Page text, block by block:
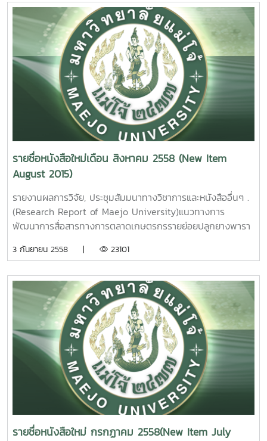
Effect of Drying Method on Antioxidant Activities of
Spirulina [ Spirulina platensis ]. Wichittra Daengprok
Maejo University. 2015.
5. การศึกษาศักยภาพในการนำเศษวัสดุจากการตัดแต่งกิ่งลำไย
มาผลิตเอทานอล. มยุรา ศรีกัลยานุกูล รายงานผลการวิจัย
มหาวิทยาลัยแม่โจ้ 80 หน้า. เลขเรียกหนังสือ 2558 / 36
A study on the possibility of longan tree trimming
waste for the bioethanol productionerms
Mayura Srikanlayanukul Maejo University. 2015. 6.
ดัชนีความสุขของชุมชนบริเวณรอบพื้นที่ป่าอนุรักษ์มหาวิทยาลัย
แม่โจ้ – แพร่ ฑีฆา โยธาภักดีรายงานผลการวิจัยมหาวิทยาลัยแม่
โจ้. 70 หน้า. เลขเรียกหนังสือ 2558 / 37
Community Happiness Index around Forest
Conservation of Maejo University Phrae Campus, Phrae
Province Teeka Yotapakdee Maejo University. 2015.
7. ปัจจัยที่เป็นตัวกำหนดการทำเกษตรอินทรีย์ของเกษตรกรใน
พื้นที่ ตำบลแม่แฝก อำเภอสันทราย จังหวัดเชียงใหม่ วีร์ พวง
เพิกศึก รายงานผลการวิจัยมหาวิทยาลัยแม่โจ้ 99 หน้าเลข
เรียกหนังสือ 2558 / 38 Factors Determenant the
Organic Farming of Farmer In Tambon MaeFag Sansai
Chiangmai Thailand .Wee Poungperksuk Maejo
University. 2015.
8. การเต
รียมฟิลม์พอลิพรอพิลีนที่สบายได้ด้วยแสง ธวัฒน์ สร้อยทอง
รายงานผลการวิจัยมหาวิทยาลัยแม่โจ้ 48 หน้า. เลขเรียก
หนังสือ 2558 / 39 reparation of photo-degradable
polypropylene films. Tawat Soltong Maejo University.
2015.
9. การสังเคราะห์
แคลเซียมซิลิเกตจากหอยเชอรี่และแกลบข้าวเพื่อใช้เป็นตัวเร่งปฎิ
Appropriate in Organic Agricultural Practice. Phahol
Sakkatat Maejo University. 2015. 2.การ
พัฒนาศักยภาพเกษตรกรรายย่อยปลูกยางพาราในภาคเหนือ
ตอนบน. นคเรศ รังควัต รายงานผลการวิจัยมหาวิทยาลัยแม่โจ้
74 หน้า. เลขเรียกหนังสือ 2558 /31
The Efficiency Development of Smallholder
Rubber Farms in Northern, Thailand . Nakarate
Rungkawat Maejo University. 2015. 3. การ
ตรวจสอบปริมาณแก๊สแอมโมเนียที่เป็นพาจากโรงงาน
อุตสาหกรรมเกษตรด้วยเซนเซอร์ที่ประดิษฐ์จากอนุภาคนาโนเฟอริ
กออกไซด์ที่อุณหภูมิต่ำ นิตยา ตาแม่ก๋ง รายงานผลการวิจัย
มหาวิทยาลัยแม่โจ้ 69 หน้า. เลขเรียกหนังสือ 2558 /32
The Monitoring of
Noxious NG3 Gas from agro Industry with Sensors
Fabricated from Fe2O3. Nanoparticles at low
temperature. Nitaya tamaeklong Maejo University.
แวดล้อมโดยใช้ฟิลม์ที่เจือด้วยแพทตินัมจากการสังเคราะห์โดยวิธี
หน้า. เลขเรียกหนังสือ 2558 / 33
Enhance Sensing Performance of Environmentally
Hazardous Gas Based on Hydrothermaly . Synthesis of
Platinum Loaded Vanadium Oxide Films. Viruntachar
Kruefu Maejo University. 2015.5. หัวเรื่องภาษาไทยเปรียบ
เทียบกับหัวเรื่องภาษาอังกฤษของห้องสมุดรัฐสภาอเมริกัน :
กรณีศึกษาคำศัพท์สาขาหลักและคำศัพท์สัมพันธ์แคบกว่าในระดับ
NT1. สุธรรม อุมาแสงทองกุล รายงานผลการวิจัยมหาวิทยาลัยแม่
โจ้ 89 หน้า. เลขเรียกหนังสือ 2558 / 34
รายชื่อหนังสือใหม่เดือน สิงหาคม 2558 (New Item
August 2015)
รายงานผลการวิจัย, ประชุมสัมมนาทางวิชาการและหนังสืออื่นๆ .
(Research Report of Maejo University)แนวทางการ
พัฒนาการสื่อสารทางการตลาดเกษตรกรรายย่อยปลูกยางพารา
มหาวิทยาลัยแม่โจ้ 86 หน้า. เลขเรียกหนังสือ 2558 / ช46.
Development for Smallholder Rubber Farms in
Northern, Thailand. Udomwit Nakdontree Maejo
University. 2015.
2. ยุทธศาสตร์
การท่องเที่ยวเชิงนิเวศตำบลแม่แฝก อำเภอสันทราย จังหวัด
เชียงใหม่ พิมพ์ชนก สังข์แก้ว รายงานผลการวิจัยมหาวิทยาลัย
แม่โจ้ 63 หน้า. เลขเรียกหนังสือ 2558 / 23
Ecotourism Strategy of Maefaek Sub-
district, Sansai District, Chiang Mai
Province.Pimchanok Sangkaew Maejo University.
2015.
3 กันยายน 2558 | 23101
รายชื่อหนังสือใหม่ กรกฏาคม 2558(New Item July